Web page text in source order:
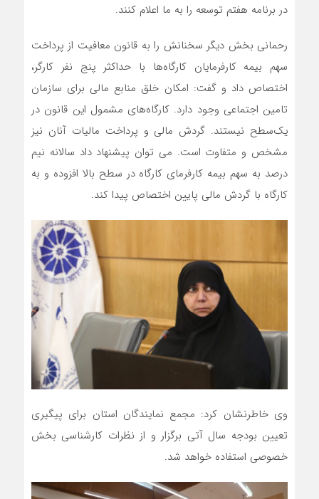
در برنامه هفتم توسعه را به ما اعلام کنند.
رحمانی بخش دیگر سخنانش را به قانون معافیت از پرداخت
سهم بیمه کارفرمایان کارگاه‌ها با حداکثر پنج نفر کارگر،
اختصاص داد و گفت: امکان خلق منابع مالی برای سازمان
تامین اجتماعی وجود دارد. کارگاه‌های مشمول این قانون در
یک‌سطح نیستند. گردش مالی و پرداخت مالیات آنان نیز
مشخص و متفاوت است. می توان پیشنهاد داد سالانه نیم
درصد به سهم بیمه کارفرمای کارگاه در سطح بالا افزوده و به
کارگاه‌ با گردش مالی پایین اختصاص پیدا کند.
وی خاطرنشان کرد: مجمع نمایندگان استان برای پیگیری
تعیین بودجه سال آتی برگزار و از نظرات کارشناسی بخش
خصوصی استفاده خواهد شد.